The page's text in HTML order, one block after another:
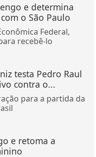
e determina
o São Paulo
Federal,
recebê-lo
testa Pedro Raul
contra o...
para a partida da
e retoma a